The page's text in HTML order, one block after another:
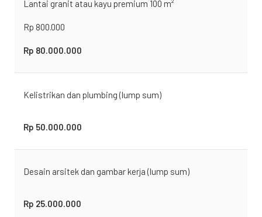
Lantai granit atau kayu premium 100 m²
Rp 800.000
Rp 80.000.000
Kelistrikan dan plumbing (lump sum)
Rp 50.000.000
Desain arsitek dan gambar kerja (lump sum)
Rp 25.000.000